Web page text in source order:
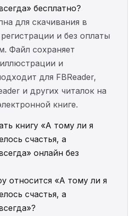
бесплатно?
для скачивания в
и без оплаты
Файл сохраняет
и
для FBReader,
и других читалок на
книге.
книгу «А тому ли я
счастья, а
онлайн без
относится «А тому ли я
счастья, а